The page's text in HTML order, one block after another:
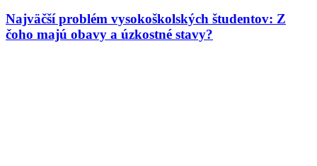
Najväčší problém vysokoškolských študentov: Z
čoho majú obavy a úzkostné stavy?